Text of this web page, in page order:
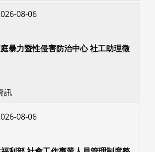
08-06
暴力暨性侵害防治中心 社工助理徵
訊
08-06